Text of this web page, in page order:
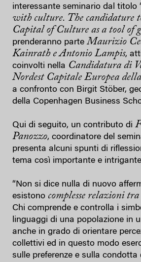
interessante seminario dal titolo
with culture. The candidature
Capital of Culture as a tool of
prenderanno parte Maurizio
Kainrath e Antonio Lampis,
coinvolti nella Candidatura di
Nordest Capitale Europea
a confronto con Birgit Stöber,
della Copenhagen Business
Qui di seguito, un contributo di
Panozzo, coordinatore del
presenta alcuni spunti di
tema così importante e
“Non si dice nulla di nuovo
esistono complesse relazioni
Chi comprende e controlla i
linguaggi di una popolazione in
anche in grado di orientare
collettivi ed in questo modo
sulle preferenze e sulla